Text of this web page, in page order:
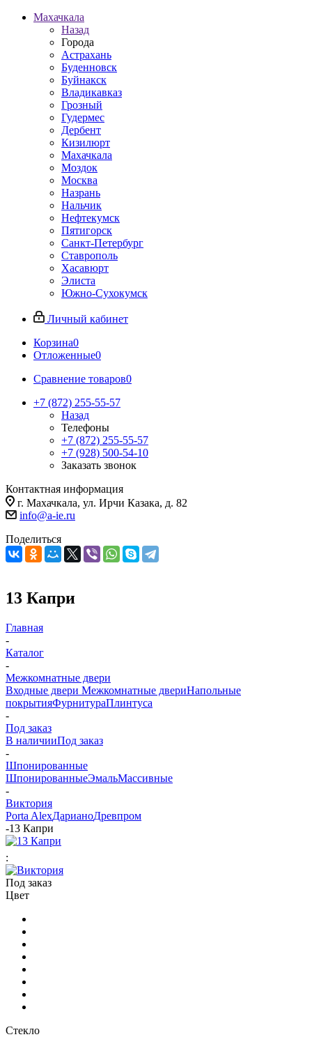
Махачкала
Назад
Города
Астрахань
Буденновск
Буйнакск
Владикавказ
Грозный
Гудермес
Дербент
Кизилюрт
Махачкала
Моздок
Москва
Назрань
Нальчик
Нефтекумск
Пятигорск
Санкт-Петербург
Ставрополь
Хасавюрт
Элиста
Южно-Сухокумск
Личный кабинет
Корзина0
Отложенные0
Сравнение товаров0
+7 (872) 255-55-57
Назад
Телефоны
+7 (872) 255-55-57
+7 (928) 500-54-10
Заказать звонок
Контактная информация
г. Махачкала, ул. Ирчи Казака, д. 82
info@a-ie.ru
Поделиться
13 Капри
Главная
-
Каталог
-
Межкомнатные двери
Входные двери Межкомнатные двериНапольные
покрытияФурнитураПлинтуса
-
Под заказ
В наличииПод заказ
-
Шпонированные
ШпонированныеЭмальМассивные
-
Виктория
Porta AlexДарианоДревпром
-13 Капри
:
Под заказ
Цвет
Стекло